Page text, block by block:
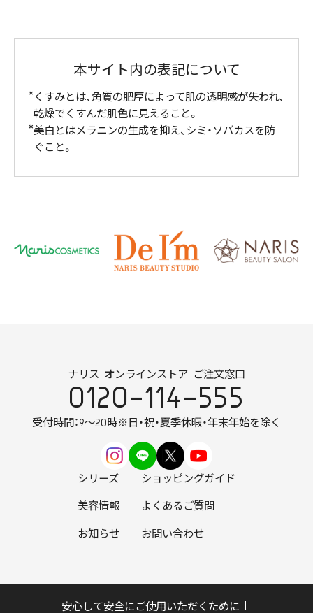
本サイト内の表記について
くすみとは、角質の肥厚によって肌の透明感が失われ、
乾燥でくすんだ肌色に見えること。
美白とはメラニンの生成を抑え、シミ・ソバカスを防
ぐこと。
ナリス オンラインストア ご注文窓口
0120-114-555
受付時間：9～20時※日・祝・夏季休暇・年末年始を除く
シリーズ ショッピングガイド
美容情報 よくあるご質問
お知らせ お問い合わせ
安心して安全にご使用いただくために